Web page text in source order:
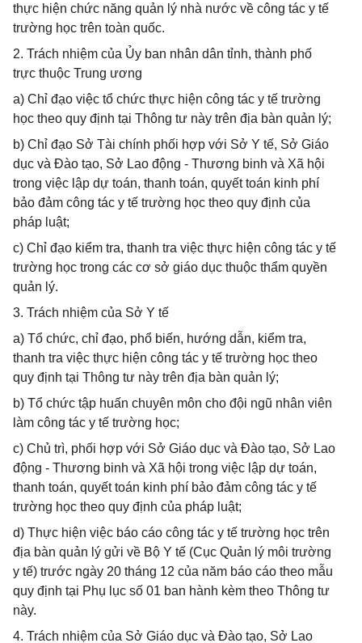
thực hiện chức năng quản lý nhà nước về công tác y tế
trường học trên toàn quốc.
2. Trách nhiệm của Ủy ban nhân dân tỉnh, thành phố
trực thuộc Trung ương
a) Chỉ đạo việc tổ chức thực hiện công tác y tế trường
học theo quy định tại Thông tư này trên địa bàn quản lý;
b) Chỉ đạo Sở Tài chính phối hợp với Sở Y tế, Sở Giáo
dục và Đào tạo, Sở Lao động - Thương binh và Xã hội
trong việc lập dự toán, thanh toán, quyết toán kinh phí
bảo đảm công tác y tế trường học theo quy định của
pháp luật;
c) Chỉ đạo kiểm tra, thanh tra việc thực hiện công tác y tế
trường học trong các cơ sở giáo dục thuộc thẩm quyền
quản lý.
3. Trách nhiệm của Sở Y tế
a) Tổ chức, chỉ đạo, phổ biến, hướng dẫn, kiểm tra,
thanh tra việc thực hiện công tác y tế trường học theo
quy định tại Thông tư này trên địa bàn quản lý;
b) Tổ chức tập huấn chuyên môn cho đội ngũ nhân viên
làm công tác y tế trường học;
c) Chủ trì, phối hợp với Sở Giáo dục và Đào tạo, Sở Lao
động - Thương binh và Xã hội trong việc lập dự toán,
thanh toán, quyết toán kinh phí bảo đảm công tác y tế
trường học theo quy định của pháp luật;
d) Thực hiện việc báo cáo công tác y tế trường học trên
địa bàn quản lý gửi về Bộ Y tế (Cục Quản lý môi trường
y tế) trước ngày 20 tháng 12 của năm báo cáo theo mẫu
quy định tại Phụ lục số 01 ban hành kèm theo Thông tư
này.
4. Trách nhiệm của Sở Giáo dục và Đào tạo, Sở Lao